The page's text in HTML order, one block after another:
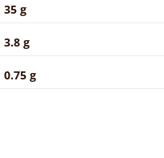
35 g
3.8 g
0.75 g